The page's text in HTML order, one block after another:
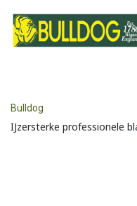
Bulldog
IJzersterke professionele